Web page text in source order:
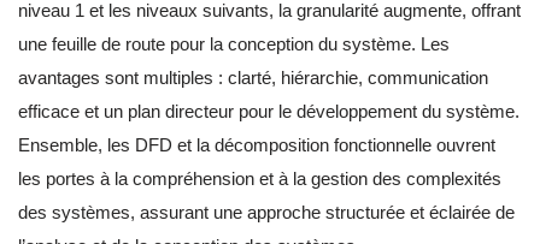
niveau 1 et les niveaux suivants, la granularité augmente, offrant
une feuille de route pour la conception du système. Les
avantages sont multiples : clarté, hiérarchie, communication
efficace et un plan directeur pour le développement du système.
Ensemble, les DFD et la décomposition fonctionnelle ouvrent
les portes à la compréhension et à la gestion des complexités
des systèmes, assurant une approche structurée et éclairée de